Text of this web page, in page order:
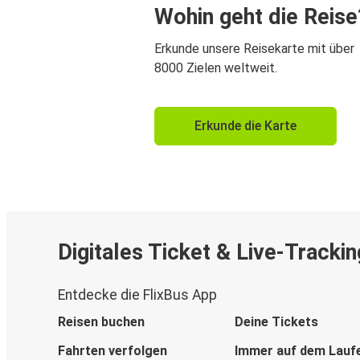
Wohin geht die
Erkunde unsere Reisekarte mit über
8000 Zielen weltweit.
Erkunde die Karte
Digitales Ticket & Live-
Entdecke die FlixBus App
Reisen buchen
Deine Tickets
Fahrten verfolgen
Immer auf dem